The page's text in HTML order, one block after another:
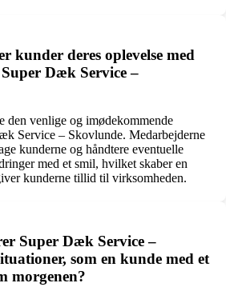
kunder deres oplevelse med
Dæk Service –
den venlige og imødekommende
Service – Skovlunde. Medarbejderne
kunderne og håndtere eventuelle
med et smil, hvilket skaber en
kunderne tillid til virksomheden.
Super Dæk Service –
som en kunde med et
morgenen?